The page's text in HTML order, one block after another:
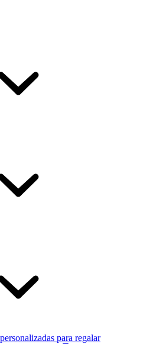
para regalar